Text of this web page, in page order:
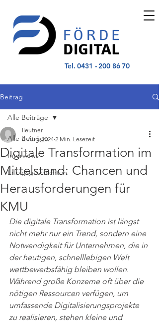
Tel.0431 - 200 86 70
Beitrag
Alle Beiträge
Interviews
Erfolgsgeschichten
Alle Beiträge
Digitale Transformation im
Mittelstand: Chancen und
Herausforderungen für
KMU
lleutner
6. Aug. 2024 2 Min. Lesezeit
Die digitale Transformation ist längst
nicht mehr nur ein Trend, sondern eine
Notwendigkeit für Unternehmen, die in
der heutigen, schnelllebigen Welt
wettbewerbsfähig bleiben wollen.
Während große Konzerne oft über die
nötigen Ressourcen verfügen, um
umfassende Digitalisierungsprojekte
zu realisieren, stehen kleine und